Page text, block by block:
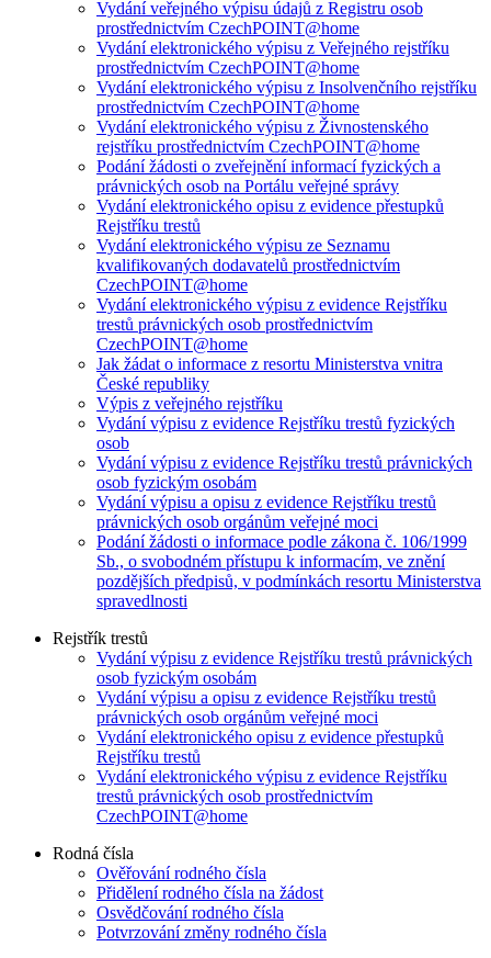
Vydání veřejného výpisu údajů z Registru osob
prostřednictvím CzechPOINT@home
Vydání elektronického výpisu z Veřejného rejstříku
prostřednictvím CzechPOINT@home
Vydání elektronického výpisu z Insolvenčního rejstříku
prostřednictvím CzechPOINT@home
Vydání elektronického výpisu z Živnostenského
rejstříku prostřednictvím CzechPOINT@home
Podání žádosti o zveřejnění informací fyzických a
právnických osob na Portálu veřejné správy
Vydání elektronického opisu z evidence přestupků
Rejstříku trestů
Vydání elektronického výpisu ze Seznamu
kvalifikovaných dodavatelů prostřednictvím
CzechPOINT@home
Vydání elektronického výpisu z evidence Rejstříku
trestů právnických osob prostřednictvím
CzechPOINT@home
Jak žádat o informace z resortu Ministerstva vnitra
České republiky
Výpis z veřejného rejstříku
Vydání výpisu z evidence Rejstříku trestů fyzických
osob
Vydání výpisu z evidence Rejstříku trestů právnických
osob fyzickým osobám
Vydání výpisu a opisu z evidence Rejstříku trestů
právnických osob orgánům veřejné moci
Podání žádosti o informace podle zákona č. 106/1999
Sb., o svobodném přístupu k informacím, ve znění
pozdějších předpisů, v podmínkách resortu Ministerstva
spravedlnosti
Rejstřík trestů
Vydání výpisu z evidence Rejstříku trestů právnických
osob fyzickým osobám
Vydání výpisu a opisu z evidence Rejstříku trestů
právnických osob orgánům veřejné moci
Vydání elektronického opisu z evidence přestupků
Rejstříku trestů
Vydání elektronického výpisu z evidence Rejstříku
trestů právnických osob prostřednictvím
CzechPOINT@home
Rodná čísla
Ověřování rodného čísla
Přidělení rodného čísla na žádost
Osvědčování rodného čísla
Potvrzování změny rodného čísla